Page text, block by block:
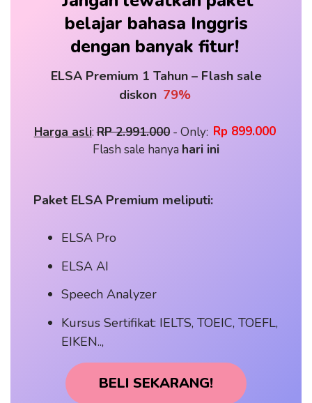
belajar bahasa Inggris
dengan banyak fitur!
ELSA Premium 1 Tahun – Flash sale
diskon 79%
Harga asli: RP 2.991.000 - Only: Rp 899.000
Flash sale hanya hari ini
Paket ELSA Premium meliputi:
ELSA Pro
ELSA AI
Speech Analyzer
Kursus Sertifikat: IELTS, TOEIC, TOEFL,
EIKEN..,
BELI SEKARANG!